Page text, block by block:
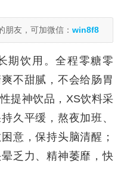
朋友，可加微信： win8f8
期饮用。全程零糖零
不甜腻，不会给肠胃
提神饮品，XS饮料采
久平缓，熬夜加班、
意，保持头脑清醒；
乏力、精神萎靡，快